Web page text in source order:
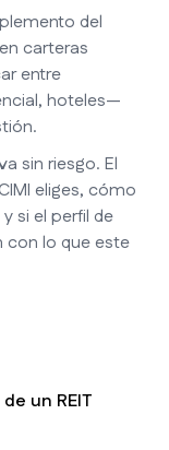
del
carteras
entre
hoteles—
sin riesgo. El
eliges, cómo
si el perfil de
con lo que este
un REIT